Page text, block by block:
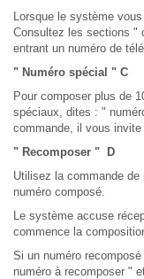
Lorsque le système
Consultez les sections "
entrant un numéro de
" Numéro spécial " C
Pour composer plus de
spéciaux, dites : "
commande, il vous
" Recomposer " D
Utilisez la commande
numéro composé.
Le système accuse
commence la
Si un numéro
numéro à recomposer "